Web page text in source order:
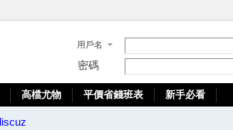
用戶名
密碼
高檔尤物 平價省錢班表
新手必看